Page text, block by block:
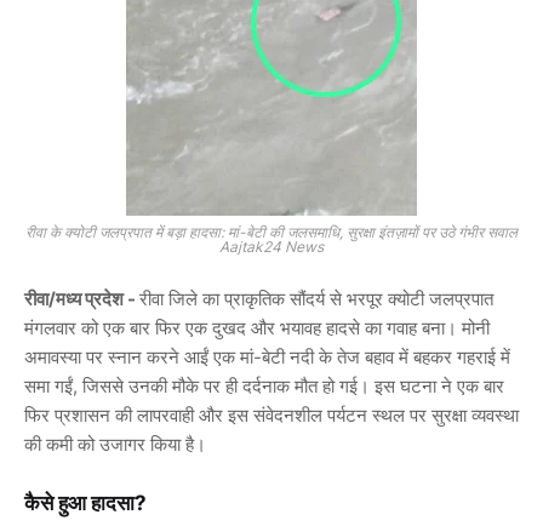
रीवा के क्योटी जलप्रपात में बड़ा हादसा: मां-बेटी की जलसमाधि, सुरक्षा इंतज़ामों पर उठे गंभीर सवाल
Aajtak24 News
रीवा/मध्य प्रदेश - रीवा जिले का प्राकृतिक सौंदर्य से भरपूर क्योटी जलप्रपात
मंगलवार को एक बार फिर एक दुखद और भयावह हादसे का गवाह बना। मोनी
अमावस्या पर स्नान करने आईं एक मां-बेटी नदी के तेज बहाव में बहकर गहराई में
समा गईं, जिससे उनकी मौके पर ही दर्दनाक मौत हो गई। इस घटना ने एक बार
फिर प्रशासन की लापरवाही और इस संवेदनशील पर्यटन स्थल पर सुरक्षा व्यवस्था
की कमी को उजागर किया है।
कैसे हुआ हादसा?